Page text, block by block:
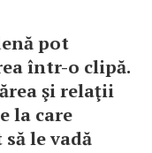
pot
într-o clipă.
şi relaţii
la care
le vadă